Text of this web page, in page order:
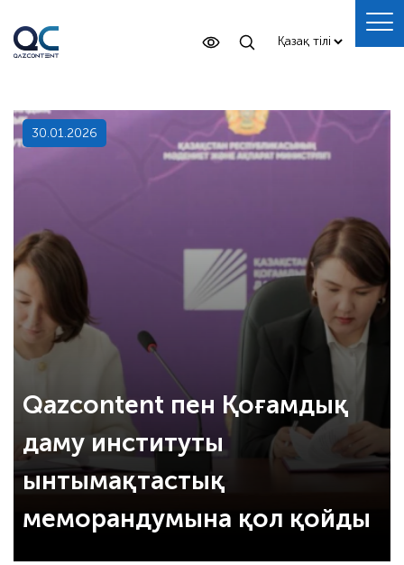
30.01.2026
Qazcontent пен Қоғамдық
даму институты
ынтымақтастық
меморандумына қол қойды